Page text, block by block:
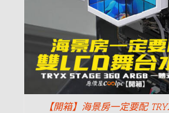
【開箱】海景房一定要配